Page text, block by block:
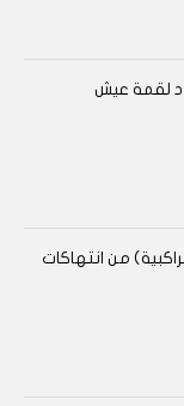
لقمة عيش
من انتهاكات